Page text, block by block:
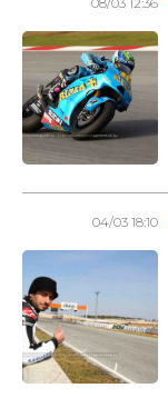
04/03 18:10